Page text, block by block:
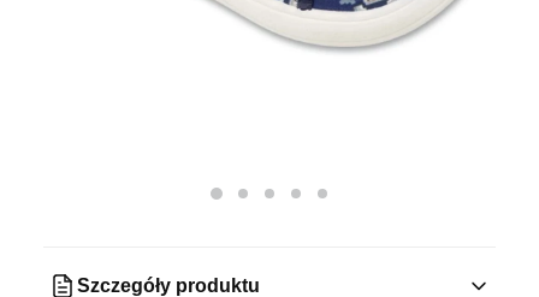
Szczegóły produktu